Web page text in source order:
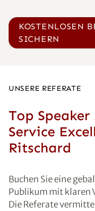
KOSTENLOSEN
SICHERN
UNSERE REFERATE
Top
Service
Ritschard
Buchen Sie eine
Publikum mit klaren
Die Referate